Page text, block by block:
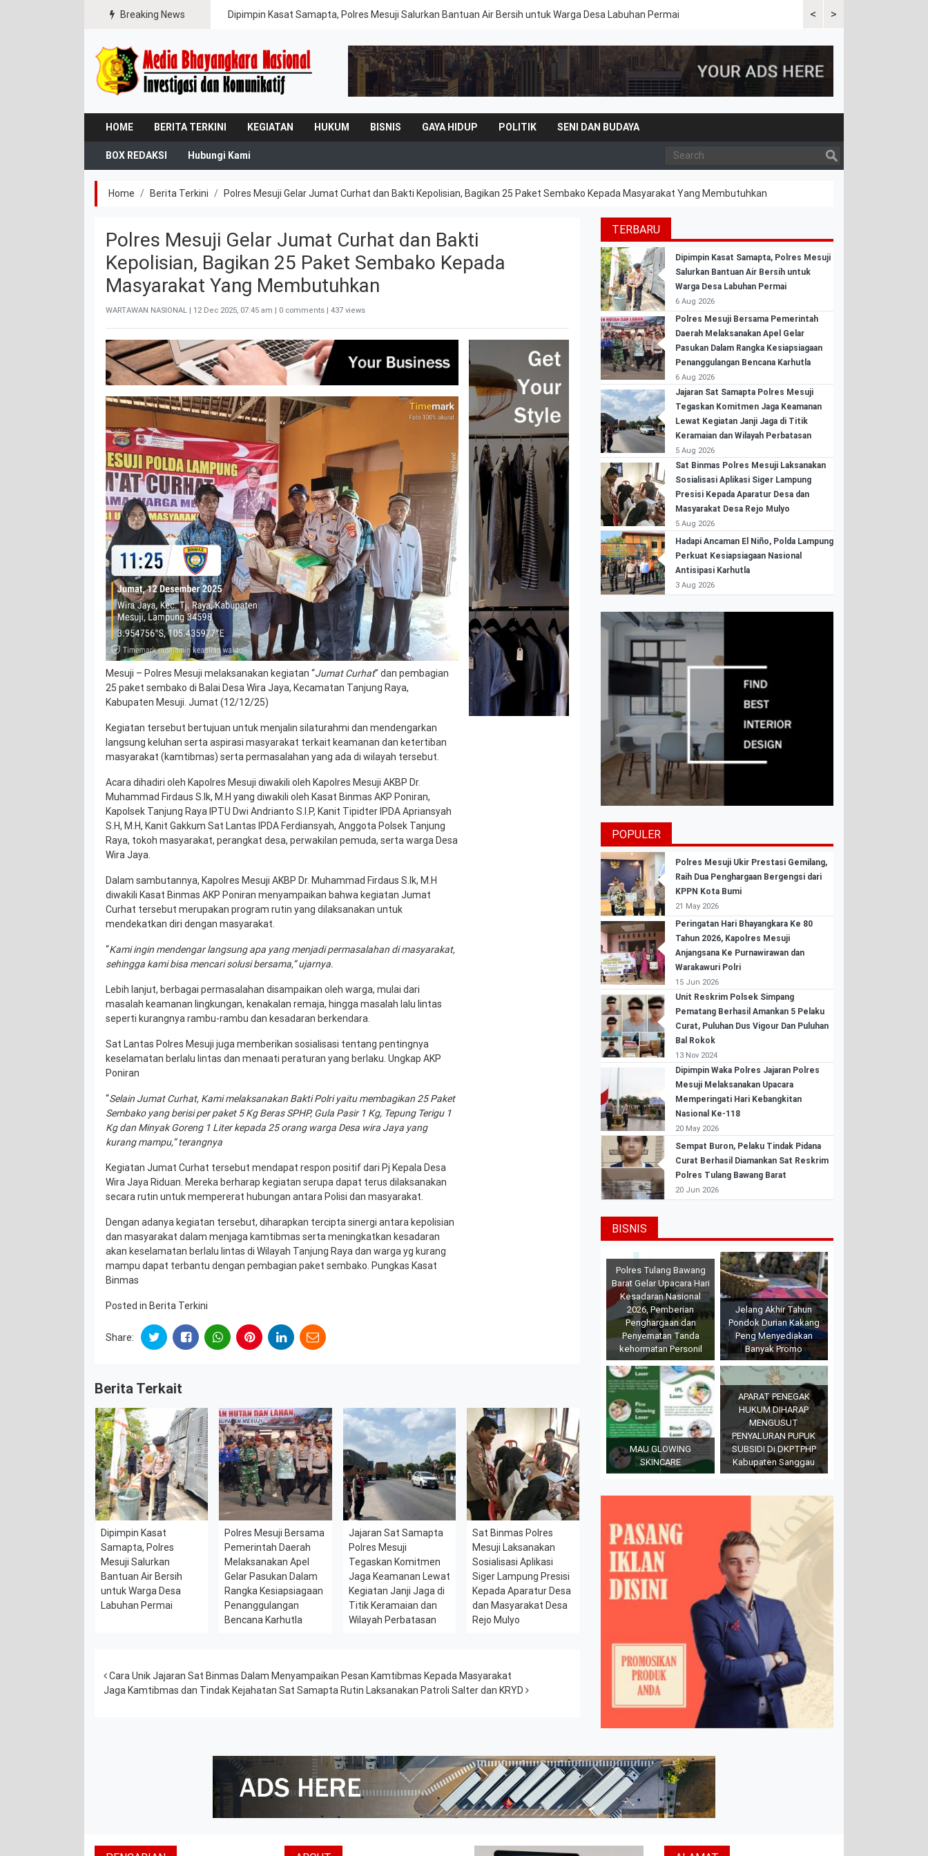
Breaking News <
Dipimpin Kasat Samapta, Polres Mesuji Salurkan Bantuan Air Bersih untuk Warga Desa Labuhan Permai
Polres Mesuji Bersama
>
HOME BERITA TERKINI KEGIATAN HUKUM BISNIS GAYA HIDUP POLITIK SENI DAN BUDAYA
BOX REDAKSI Hubungi Kami
Home Berita Terkini Polres Mesuji Gelar Jumat Curhat dan Bakti Kepolisian, Bagikan 25 Paket Sembako Kepada Masyarakat Yang Membutuhkan
Polres Mesuji Gelar Jumat Curhat dan Bakti
Kepolisian, Bagikan 25 Paket Sembako Kepada
Masyarakat Yang Membutuhkan
WARTAWAN NASIONAL | 12 Dec 2025, 07:45 am | 0 comments | 437 views
Mesuji – Polres Mesuji melaksanakan kegiatan “Jumat Curhat” dan pembagian
25 paket sembako di Balai Desa Wira Jaya, Kecamatan Tanjung Raya,
Kabupaten Mesuji. Jumat (12/12/25)
Kegiatan tersebut bertujuan untuk menjalin silaturahmi dan mendengarkan
langsung keluhan serta aspirasi masyarakat terkait keamanan dan ketertiban
masyarakat (kamtibmas) serta permasalahan yang ada di wilayah tersebut.
Acara dihadiri oleh Kapolres Mesuji diwakili oleh Kapolres Mesuji AKBP Dr.
Muhammad Firdaus S.Ik, M.H yang diwakili oleh Kasat Binmas AKP Poniran,
Kapolsek Tanjung Raya IPTU Dwi Andrianto S.I.P, Kanit Tipidter IPDA Apriansyah
S.H, M.H, Kanit Gakkum Sat Lantas IPDA Ferdiansyah, Anggota Polsek Tanjung
Raya, tokoh masyarakat, perangkat desa, perwakilan pemuda, serta warga Desa
Wira Jaya.
Dalam sambutannya, Kapolres Mesuji AKBP Dr. Muhammad Firdaus S.Ik, M.H
diwakili Kasat Binmas AKP Poniran menyampaikan bahwa kegiatan Jumat
Curhat tersebut merupakan program rutin yang dilaksanakan untuk
mendekatkan diri dengan masyarakat.
“Kami ingin mendengar langsung apa yang menjadi permasalahan di masyarakat,
sehingga kami bisa mencari solusi bersama,” ujarnya.
Lebih lanjut, berbagai permasalahan disampaikan oleh warga, mulai dari
masalah keamanan lingkungan, kenakalan remaja, hingga masalah lalu lintas
seperti kurangnya rambu-rambu dan kesadaran berkendara.
Sat Lantas Polres Mesuji juga memberikan sosialisasi tentang pentingnya
keselamatan berlalu lintas dan menaati peraturan yang berlaku. Ungkap AKP
Poniran
“Selain Jumat Curhat, Kami melaksanakan Bakti Polri yaitu membagikan 25 Paket
Sembako yang berisi per paket 5 Kg Beras SPHP, Gula Pasir 1 Kg, Tepung Terigu 1
Kg dan Minyak Goreng 1 Liter kepada 25 orang warga Desa wira Jaya yang
kurang mampu,” terangnya
Kegiatan Jumat Curhat tersebut mendapat respon positif dari Pj Kepala Desa
Wira Jaya Riduan. Mereka berharap kegiatan serupa dapat terus dilaksanakan
secara rutin untuk mempererat hubungan antara Polisi dan masyarakat.
Dengan adanya kegiatan tersebut, diharapkan tercipta sinergi antara kepolisian
dan masyarakat dalam menjaga kamtibmas serta meningkatkan kesadaran
akan keselamatan berlalu lintas di Wilayah Tanjung Raya dan warga yg kurang
mampu dapat terbantu dengan pembagian paket sembako. Pungkas Kasat
Binmas
Posted in Berita Terkini
Share:
Berita Terkait
Dipimpin Kasat
Samapta, Polres
Mesuji Salurkan
Bantuan Air Bersih
untuk Warga Desa
Labuhan Permai
Polres Mesuji Bersama
Pemerintah Daerah
Melaksanakan Apel
Gelar Pasukan Dalam
Rangka Kesiapsiagaan
Penanggulangan
Bencana Karhutla
Jajaran Sat Samapta
Polres Mesuji
Tegaskan Komitmen
Jaga Keamanan Lewat
Kegiatan Janji Jaga di
Titik Keramaian dan
Wilayah Perbatasan
Sat Binmas Polres
Mesuji Laksanakan
Sosialisasi Aplikasi
Siger Lampung Presisi
Kepada Aparatur Desa
dan Masyarakat Desa
Rejo Mulyo
Post navigation
Cara Unik Jajaran Sat Binmas Dalam Menyampaikan Pesan Kamtibmas Kepada Masyarakat
Jaga Kamtibmas dan Tindak Kejahatan Sat Samapta Rutin Laksanakan Patroli Salter dan KRYD
TERBARU
Dipimpin Kasat Samapta, Polres Mesuji
Salurkan Bantuan Air Bersih untuk
Warga Desa Labuhan Permai
6 Aug 2026
Polres Mesuji Bersama Pemerintah
Daerah Melaksanakan Apel Gelar
Pasukan Dalam Rangka Kesiapsiagaan
Penanggulangan Bencana Karhutla
6 Aug 2026
Jajaran Sat Samapta Polres Mesuji
Tegaskan Komitmen Jaga Keamanan
Lewat Kegiatan Janji Jaga di Titik
Keramaian dan Wilayah Perbatasan
5 Aug 2026
Sat Binmas Polres Mesuji Laksanakan
Sosialisasi Aplikasi Siger Lampung
Presisi Kepada Aparatur Desa dan
Masyarakat Desa Rejo Mulyo
5 Aug 2026
Hadapi Ancaman El Niño, Polda Lampung
Perkuat Kesiapsiagaan Nasional
Antisipasi Karhutla
3 Aug 2026
POPULER
Polres Mesuji Ukir Prestasi Gemilang,
Raih Dua Penghargaan Bergengsi dari
KPPN Kota Bumi
21 May 2026
Peringatan Hari Bhayangkara Ke 80
Tahun 2026, Kapolres Mesuji
Anjangsana Ke Purnawirawan dan
Warakawuri Polri
15 Jun 2026
Unit Reskrim Polsek Simpang
Pematang Berhasil Amankan 5 Pelaku
Curat, Puluhan Dus Vigour Dan Puluhan
Bal Rokok
13 Nov 2024
Dipimpin Waka Polres Jajaran Polres
Mesuji Melaksanakan Upacara
Memperingati Hari Kebangkitan
Nasional Ke-118
20 May 2026
Sempat Buron, Pelaku Tindak Pidana
Curat Berhasil Diamankan Sat Reskrim
Polres Tulang Bawang Barat
20 Jun 2026
BISNIS
Polres Tulang Bawang
Barat Gelar Upacara Hari
Kesadaran Nasional
2026, Pemberian
Penghargaan dan
Penyematan Tanda
kehormatan Personil
Jelang Akhir Tahun
Pondok Durian Kakang
Peng Menyediakan
Banyak Promo
MAU GLOWING
SKINCARE
APARAT PENEGAK
HUKUM DIHARAP
MENGUSUT
PENYALURAN PUPUK
SUBSIDI Di DKPTPHP
Kabupaten Sanggau